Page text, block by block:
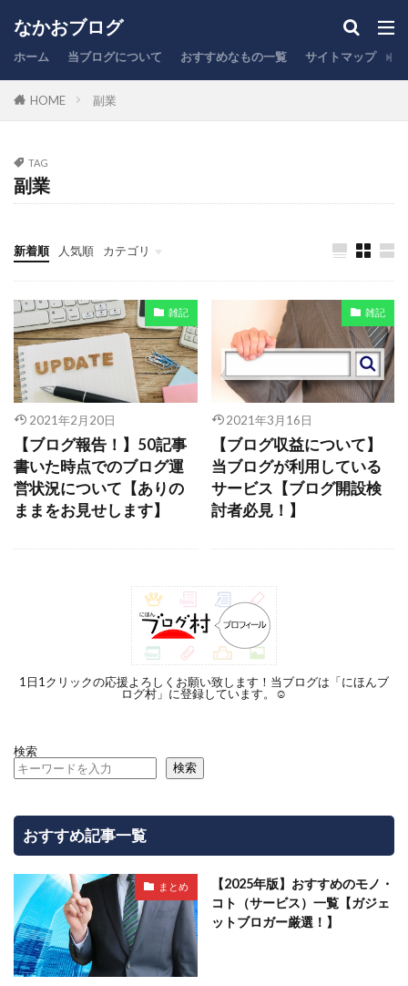
なかおブログ
ホーム 当ブログについて おすすめなもの一覧 サイトマップ
HOME 副業
TAG
副業
新着順 人気順 カテゴリ
ファイナンス
ガジェット
投資
雑記
まとめ
雑記
2021年2月20日
【ブログ報告！】50記事
書いた時点でのブログ運
営状況について【ありの
ままをお見せします】
雑記
2021年3月16日
【ブログ収益について】
当ブログが利用している
サービス【ブログ開設検
討者必見！】
1日1クリックの応援よろしくお願い致します！当ブログは「にほんブ
ログ村」に登録しています。☺︎
検索
検索
おすすめ記事一覧
まとめ
【2025年版】おすすめのモノ・
コト（サービス）一覧【ガジェ
ットブロガー厳選！】
カテゴリー
ポイント
レビュー
副業
商品紹介 在宅勤務
家計管理
引越し
心理学
時短
株式投資
楽天 税金
節税
脱毛
証券口座 賃貸住宅 銀行
検索